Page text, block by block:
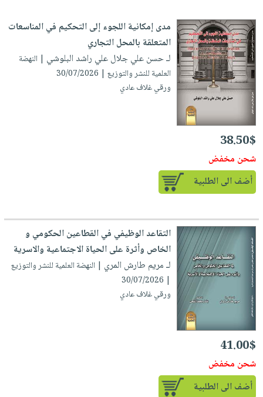
تواصل
معنا
مدى إمكانية اللجوء إلى التحكيم في المناسعات
المتعلقة بالمحل التجاري
لـ حسن علي جلال علي راشد البلوشي | النهضة
العلمية للنشر والتوزيع | 30/07/2026
ورقي غلاف عادي
38.50$
شحن مخفض
أضف الى الطلبية
التقاعد الوظيفي في القطاعين الحكومي و
الخاص وأثرة على الحياة الاجتماعية والاسرية
لـ مريم طارش المري | النهضة العلمية للنشر والتوزيع
| 30/07/2026
ورقي غلاف عادي
41.00$
شحن مخفض
أضف الى الطلبية